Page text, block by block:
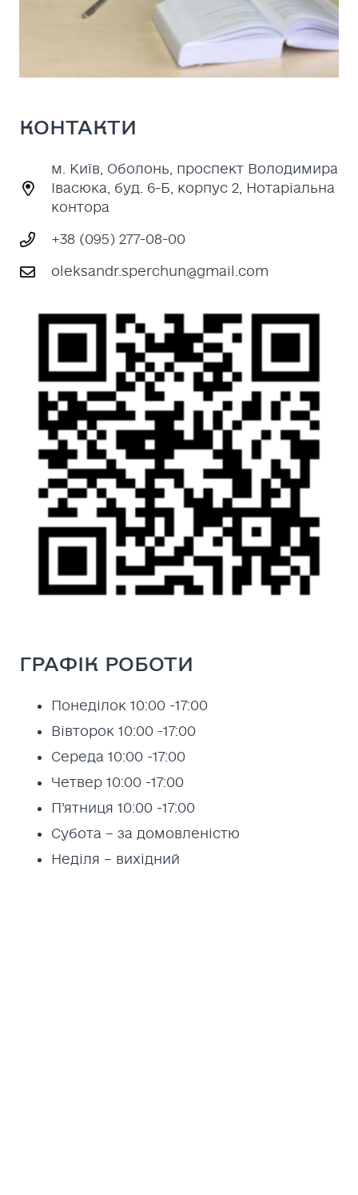
КОНТАКТИ
м. Київ, Оболонь, проспект Володимира
Івасюка, буд. 6-Б, корпус 2, Нотаріальна
контора
+38 (095) 277-08-00
oleksandr.sperchun@gmail.com
ГРАФІК РОБОТИ
Понеділок 10:00 -17:00
Вівторок 10:00 -17:00
Середа 10:00 -17:00
Четвер 10:00 -17:00
П’ятниця 10:00 -17:00
Субота – за домовленістю
Неділя – вихідний